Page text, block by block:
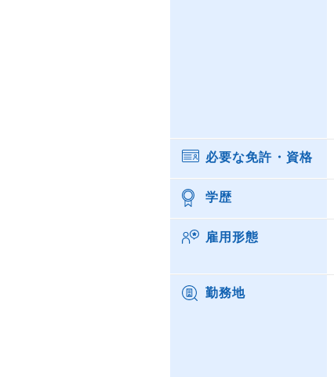
必要な免許・資格
学歴
雇用形態
勤務地